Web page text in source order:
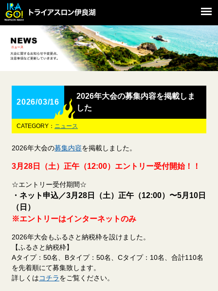
2026/03/16
2026年大会の募集内容を掲載しま
した
CATEGORY： ニュース
2026年大会の募集内容を掲載しました。
3月28日（土）正午（12:00）エントリー受付開始！！
☆エントリー受付期間☆
・ネット申込／3月28日（土）正午（12:00）〜5月10日
（日）
※エントリーはインターネットのみ
2026年大会もふるさと納税枠を設けました。
【ふるさと納税枠】
Aタイプ：50名、Bタイプ：50名、Cタイプ：10名、合計110名
を先着順にて募集致します。
詳しくはコチラをご覧ください。